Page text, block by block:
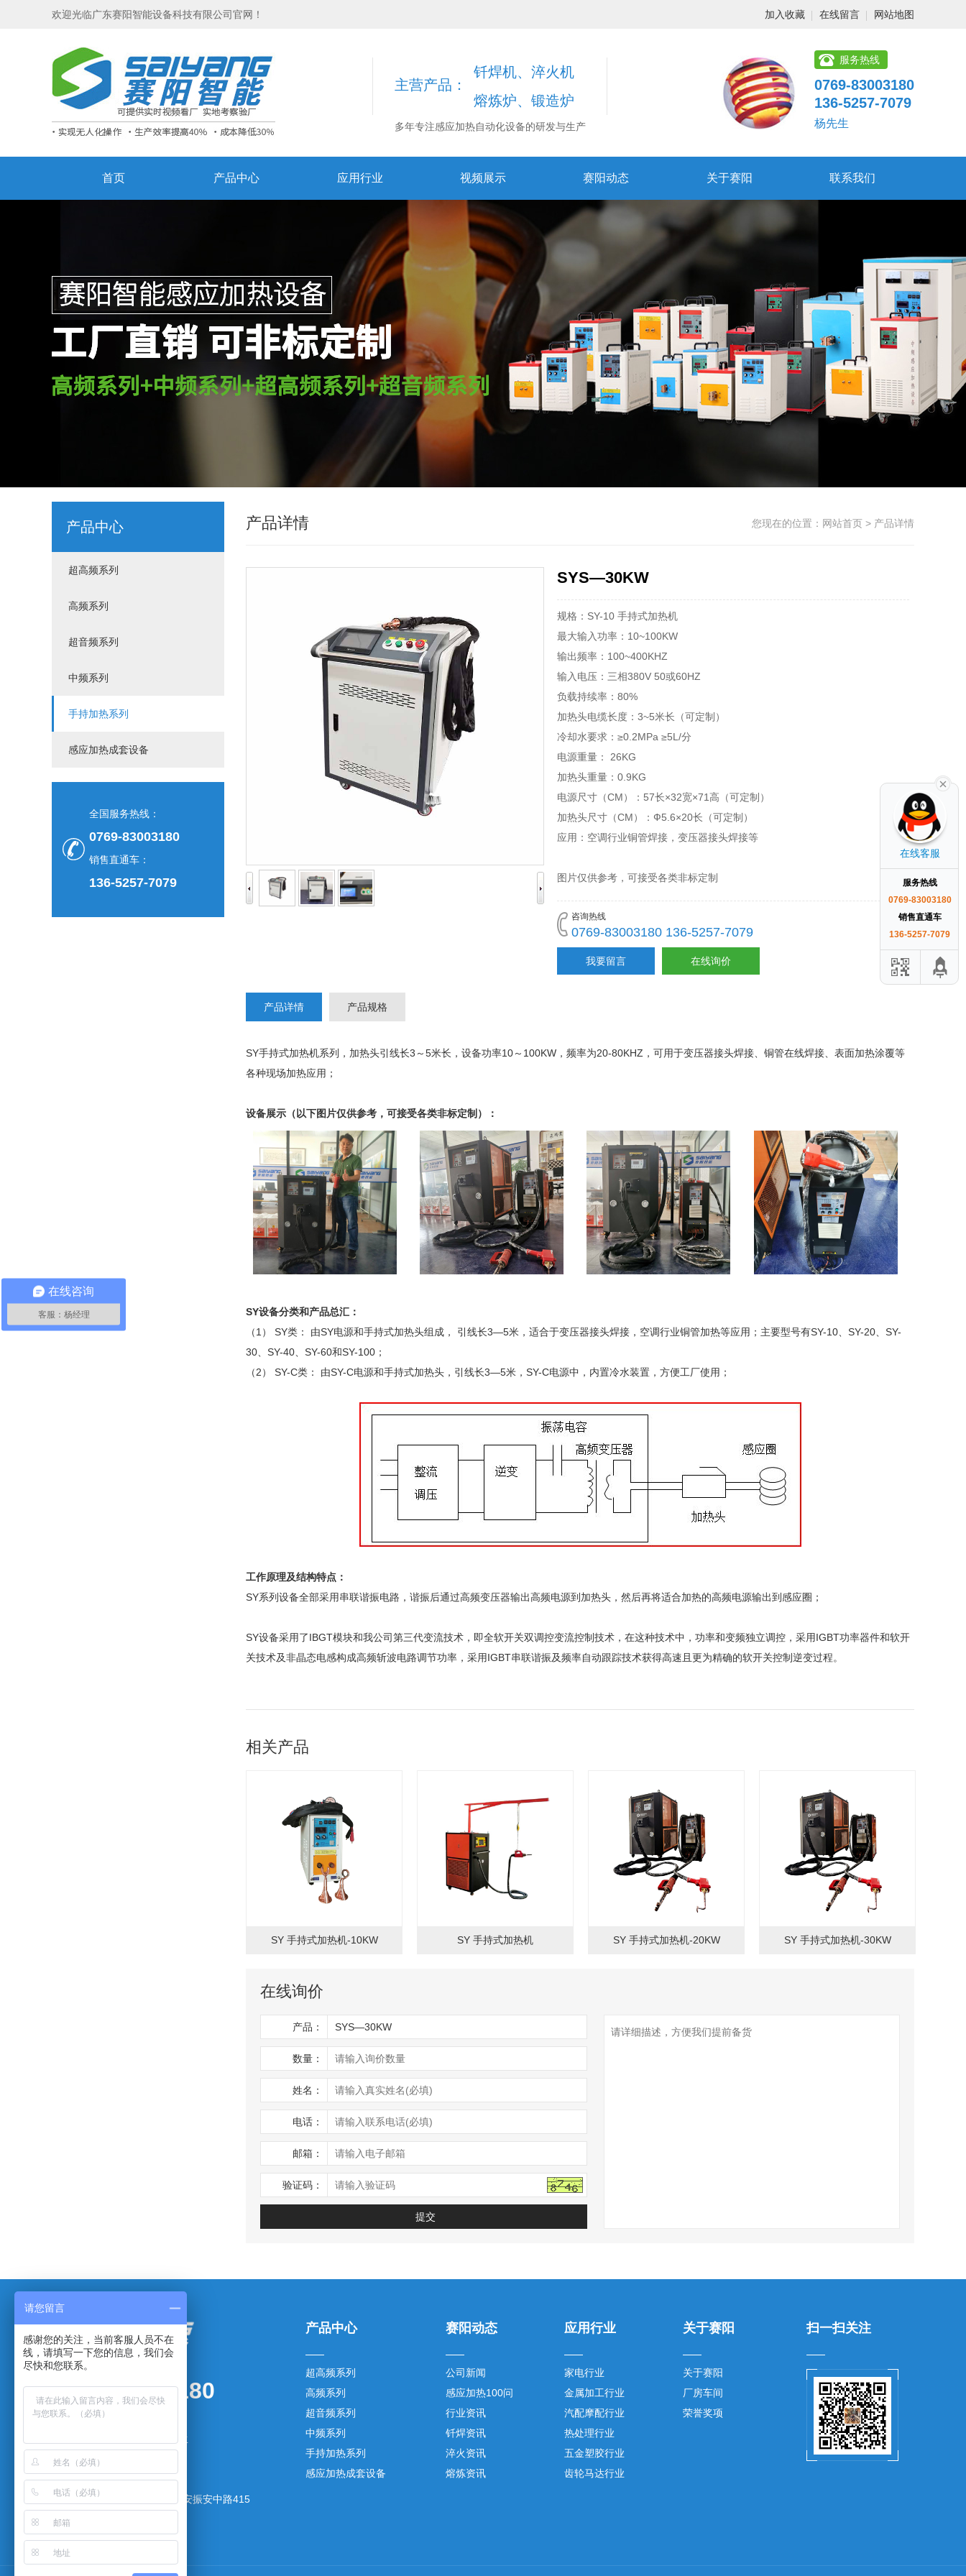
欢迎光临广东赛阳智能设备科技有限公司官网！ 加入收藏 在线留言 网站地图
主营产品：
钎焊机、淬火机
熔炼炉、锻造炉
多年专注感应加热自动化设备的研发与生产
服务热线
0769-83003180
136-5257-7079
杨先生
首页 产品中心 应用行业 视频展示 赛阳动态 关于赛阳 联系我们
产品中心
超高频系列
高频系列
超音频系列
中频系列
手持加热系列
感应加热成套设备
全国服务热线：
0769-83003180
销售直通车：
136-5257-7079
产品详情 您现在的位置： 网站首页 > 产品详情
SYS—30KW
规格：SY-10 手持式加热机
最大输入功率：10~100KW
输出频率：100~400KHZ
输入电压：三相380V 50或60HZ
负载持续率：80%
加热头电缆长度：3~5米长（可定制）
冷却水要求：≥0.2MPa ≥5L/分
电源重量： 26KG
加热头重量：0.9KG
电源尺寸（CM）：57长×32宽×71高（可定制）
加热头尺寸（CM）：Ф5.6×20长（可定制）
应用：空调行业铜管焊接，变压器接头焊接等
图片仅供参考，可接受各类非标定制
咨询热线
0769-83003180 136-5257-7079
我要留言 在线询价
产品详情 产品规格
SY手持式加热机系列，加热头引线长3～5米长，设备功率10～100KW，频率为20-80KHZ，可用于变压器接头焊接、铜管在线焊接、表面加热涂覆等
各种现场加热应用；
设备展示（以下图片仅供参考，可接受各类非标定制）：
SY设备分类和产品总汇：
（1） SY类： 由SY电源和手持式加热头组成， 引线长3—5米，适合于变压器接头焊接，空调行业铜管加热等应用；主要型号有SY-10、SY-20、SY-
30、SY-40、SY-60和SY-100；
（2） SY-C类： 由SY-C电源和手持式加热头，引线长3—5米，SY-C电源中，内置冷水装置，方便工厂使用；
工作原理及结构特点：
SY系列设备全部采用串联谐振电路，谐振后通过高频变压器输出高频电源到加热头，然后再将适合加热的高频电源输出到感应圈；
SY设备采用了IBGT模块和我公司第三代变流技术，即全软开关双调控变流控制技术，在这种技术中，功率和变频独立调控，采用IGBT功率器件和软开
关技术及非晶态电感构成高频斩波电路调节功率，采用IGBT串联谐振及频率自动跟踪技术获得高速且更为精确的软开关控制逆变过程。
相关产品
SY 手持式加热机-10KW SY 手持式加热机 SY 手持式加热机-20KW SY 手持式加热机-30KW
在线询价
产品：
数量：
姓名：
电话：
邮箱：
验证码：
0769-83003180
传真：0769-83003181
手机：136-5257-7079 杨先生
邮箱：yxm@gdsaiyang.cn
网址：www.gdsaiyang.cn
地址：广东省东莞市长安镇长安振安中路415
号1号楼402室
产品中心
超高频系列
高频系列
超音频系列
中频系列
手持加热系列
感应加热成套设备
赛阳动态
公司新闻
感应加热100问
行业资讯
钎焊资讯
淬火资讯
熔炼资讯
应用行业
家电行业
金属加工行业
汽配摩配行业
热处理行业
五金塑胶行业
齿轮马达行业
关于赛阳
关于赛阳
厂房车间
荣誉奖项
扫一扫关注
在线客服
服务热线
0769-83003180
销售直通车
136-5257-7079
在线咨询
客服：杨经理
请您留言
感谢您的关注，当前客服人员不在
线，请填写一下您的信息，我们会
尽快和您联系。